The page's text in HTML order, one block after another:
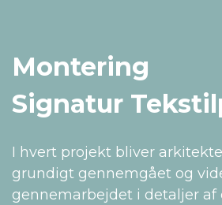
Montering
Signatur
I hvert projekt bliver
grundigt gennemgået og
gennemarbejdet i detaljer af